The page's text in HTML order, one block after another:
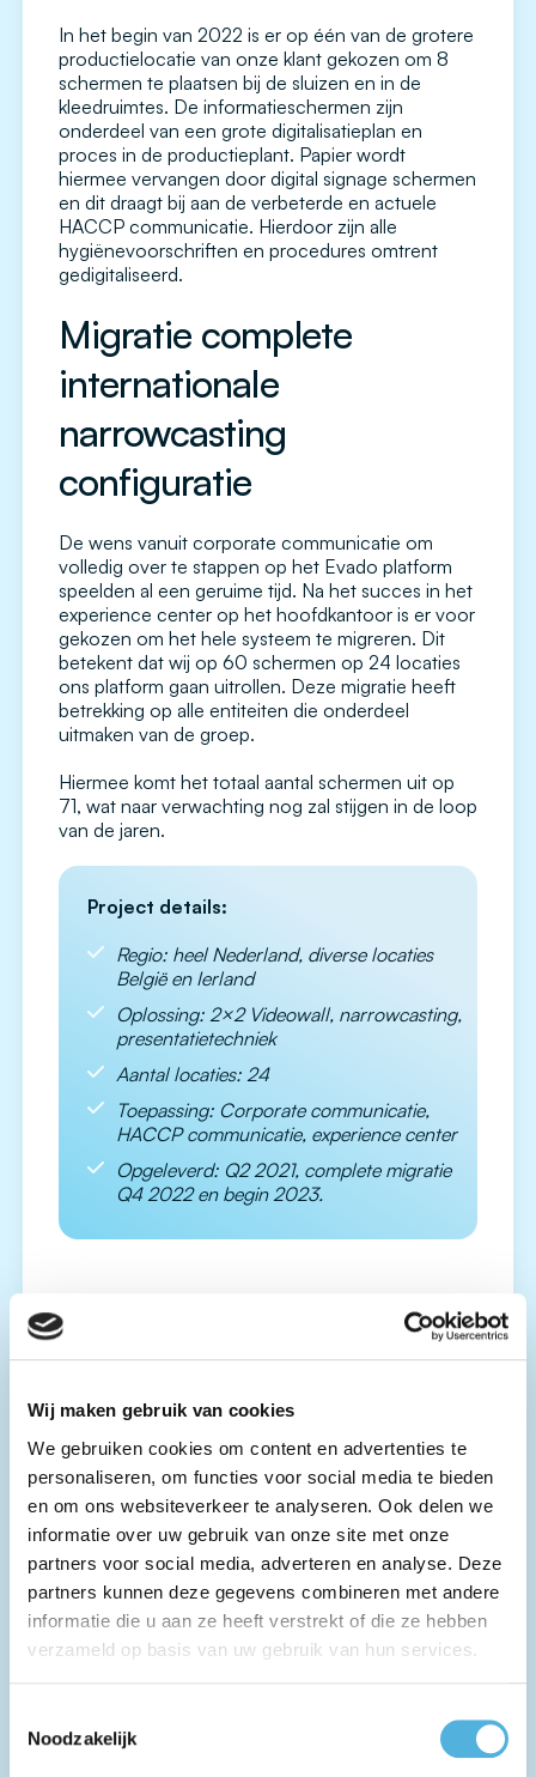
Wij maken gebruik van cookies
We gebruiken cookies om content en advertenties te
personaliseren, om functies voor social media te bieden
en om ons websiteverkeer te analyseren. Ook delen we
informatie over uw gebruik van onze site met onze
partners voor social media, adverteren en analyse. Deze
partners kunnen deze gegevens combineren met andere
informatie die u aan ze heeft verstrekt of die ze hebben
verzameld op basis van uw gebruik van hun services.
Noodzakelijk
In het begin van 2022 is er op één van de grotere
productielocatie van onze klant gekozen om 8
schermen te plaatsen bij de sluizen en in de
kleedruimtes. De informatieschermen zijn
onderdeel van een grote digitalisatieplan en
proces in de productieplant. Papier wordt
hiermee vervangen door digital signage schermen
en dit draagt bij aan de verbeterde en actuele
HACCP communicatie. Hierdoor zijn alle
hygiënevoorschriften en procedures omtrent
gedigitaliseerd.
Migratie complete
internationale
narrowcasting
configuratie
De wens vanuit corporate communicatie om
volledig over te stappen op het Evado platform
speelden al een geruime tijd. Na het succes in het
experience center op het hoofdkantoor is er voor
gekozen om het hele systeem te migreren. Dit
betekent dat wij op 60 schermen op 24 locaties
ons platform gaan uitrollen. Deze migratie heeft
betrekking op alle entiteiten die onderdeel
uitmaken van de groep.
Hiermee komt het totaal aantal schermen uit op
71, wat naar verwachting nog zal stijgen in de loop
van de jaren.
Project details:
Regio: heel Nederland, diverse locaties
België en Ierland
Oplossing: 2×2 Videowall, narrowcasting,
presentatietechniek
Aantal locaties: 24
Toepassing: Corporate communicatie,
HACCP communicatie, experience center
Opgeleverd: Q2 2021, complete migratie
Q4 2022 en begin 2023.
Deel dit project
Terug naar het overzicht
Julia